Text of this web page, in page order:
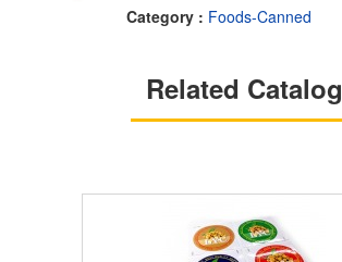
Category : Foods-Canned
Related Catalog